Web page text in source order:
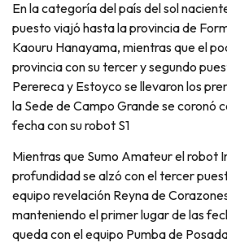
En la categoría del país del sol
puesto viajó hasta la provincia de
Kaouru Hanayama, mientras que el
provincia con su tercer y segundo
Perereca y Estoyco se llevaron los
la Sede de Campo Grande se coronó
fecha con su robot S1
Mientras que Sumo Amateur el robot
profundidad se alzó con el tercer
equipo revelación Reyna de
manteniendo el primer lugar de las
queda con el equipo Pumba de